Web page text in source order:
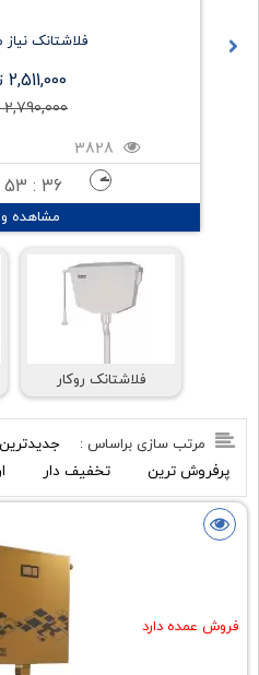
فلاشتانک
2,511,000 تومان
2,790,000 تومان
53 : 35
مشاهده
فلاشتانک روکار
مرتب سازی براساس : جدیدترین
پرفروش ترین
تخفیف دار
فروش عمده دارد